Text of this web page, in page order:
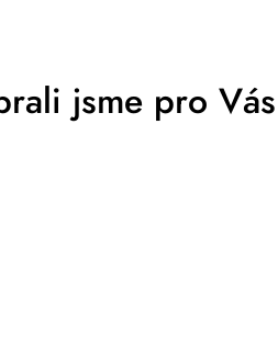
jsme pro Vás